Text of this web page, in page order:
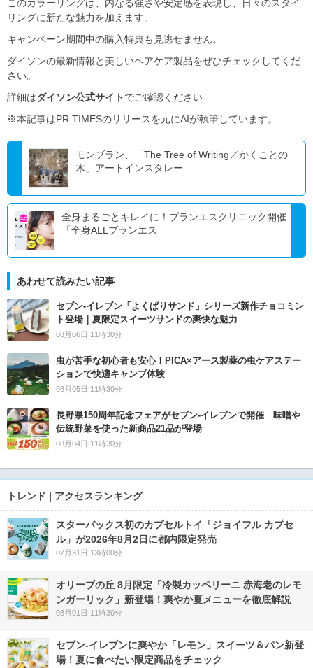
このカラーリングは、内なる強さや安定感を表現し、日々のスタイ
リングに新たな魅力を加えます。
キャンペーン期間中の購入特典も見逃せません。
ダイソンの最新情報と美しいヘアケア製品をぜひチェックしてくだ
さい。
詳細はダイソン公式サイト でご確認ください
※本記事はPR TIMESのリリースを元にAIが執筆しています。
モンブラン、「The Tree of Writing／かくことの
木」アートインスタレー...
全身まるごとキレイに！プランエスクリニック開催
「全身ALLプランエス
あわせて読みたい記事
セブン‐イレブン「よくばりサンド」シリーズ新作チョコミン
ト登場｜夏限定スイーツサンドの爽快な魅力
08月06日 11時30分
虫が苦手な初心者も安心！PICA×アース製薬の虫ケアステー
ションで快適キャンプ体験
08月05日 11時30分
長野県150周年記念フェアがセブン-イレブンで開催 味噌や
伝統野菜を使った新商品21品が登場
08月04日 11時30分
トレンド | アクセスランキング
スターバックス初のカプセルトイ「ジョイフル カプセ
ル」が2026年8月2日に都内限定発売
07月31日 13時00分
オリーブの丘 8月限定「冷製カッペリーニ 赤海老のレモ
ンガーリック」新登場！爽やか夏メニューを徹底解説
08月01日 11時30分
セブン‐イレブンに爽やか「レモン」スイーツ＆パン新登
場！夏に食べたい限定商品をチェック